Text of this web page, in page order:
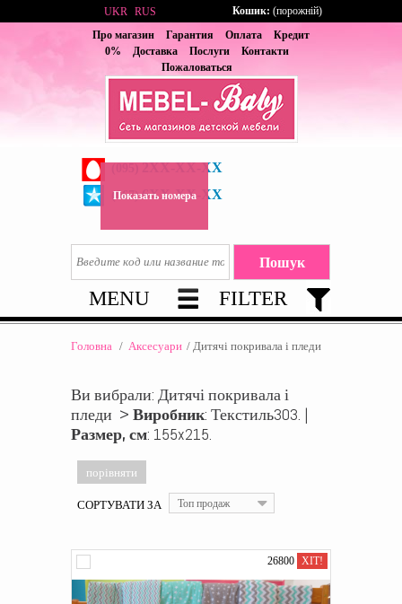
Про магазин Гарантия Оплата
Кредит
0%
Доставка Послуги
Контакти
Пожаловаться
2XX-XX-XX
(067) 6XX-XX-XX
Показать номера
UKR RUS Кошик: (порожній)
MENU FILTER
Головна / Aксесуари / Дитячі покривала і пледи
Ви вибрали: Дитячі покривала і
пледи > Виробник: Текстиль303. |
Размер, см: 155x215.
СОРТУВАТИ ЗА Топ продаж
26800 ХІТ!